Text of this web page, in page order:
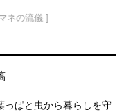
っぱと虫から暮らしを守